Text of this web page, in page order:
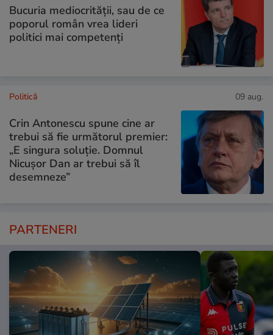
Bucuria mediocrității, sau de ce
poporul român vrea lideri
politici mai competenți
Politică 09 aug.
Crin Antonescu spune cine ar
trebui să fie următorul premier:
„E singura soluție. Domnul
Nicușor Dan ar trebui să îl
desemneze”
PARTENERI